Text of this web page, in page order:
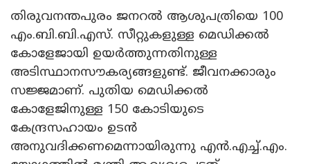
തിരുവനന്തപുരം ജനറൽ ആശുപത്രിയെ 100
എം.ബി.ബി.എസ്. സീറ്റുകളുള്ള മെഡിക്കൽ
കോളേജായി ഉയർത്തുന്നതിനുള്ള
അടിസ്ഥാനസൗകര്യങ്ങളുണ്ട്. ജീവനക്കാരും
സജ്ജമാണ്. പുതിയ മെഡിക്കൽ
കോളേജിനുള്ള 150 കോടിയുടെ
കേന്ദ്രസഹായം ഉടൻ
അനുവദിക്കണമെന്നായിരുന്നു എൻ.എച്ച്.എം.